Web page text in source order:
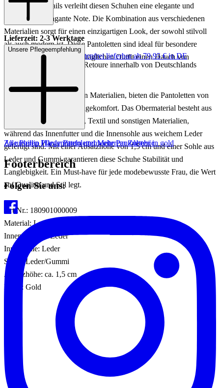
funkelnden Details verleiht diesen Schuhen eine elegante und
zugleich extravagante Note. Die Kombination aus verschiedenen
Materialien sorgt für einen einzigartigen Look, der sowohl stilvoll
als auch modern ist. Diese Pantoletten sind ideal für besondere
Anlässe oder um einem alltäglichen Outfit einen Hauch von
Gefertigt aus hochwertigen Materialien, bieten die Pantoletten von
Philip Hardy höchsten Tragekomfort. Das Obermaterial besteht aus
einer Mischung aus Leder, Textil und sonstigen Materialien,
während das Innenfutter und die Innensohle aus weichem Leder
gefertigt sind. Mit einer Absatzhöhe von 1,5 cm und einer Sohle aus
Leder und Gummi garantieren diese Schuhe Stabilität und
Langlebigkeit. Ein Must-have für jede modebewusste Frau, die Wert
auf Qualität und Stil legt.
Art.Nr.: 180901000009
Material: Leder/Textil/Sonstiges Material
Innenmaterial: Leder
Innensohle: Leder
Sohle: Leder/Gummi
Absatzhöhe: ca. 1,5 cm
Farbe: Gold
Lieferzeit: 2-3 Werktage
Keine Versandkosten:
kostenfrei lieferbar ab 79,95 € in DE
Einfache und Kostenlose Retoure innerhalb von Deutschlands
Unsere Pflegeempfehlung
Zu unseren Pflegemitteln und weiterem Zubehör
Alle Phillip Hardy PantolettenMehr Pantoletten in gold
Footerbereich
Folgen Sie uns: